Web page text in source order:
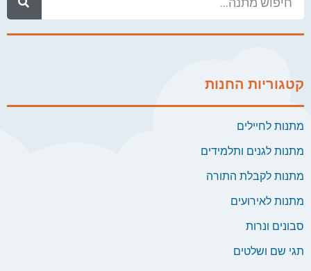
קטגוריות החנות
מתנות לחיילים
מתנות לגנים ותלמידים
מתנות לקבלת התורה
מתנות לאירועים
סבונים ונרות
תגי שם ושלטים